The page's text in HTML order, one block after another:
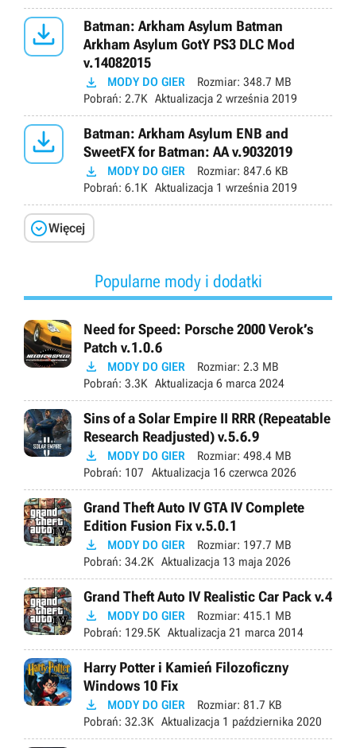

Batman: Arkham Asylum Batman
Arkham Asylum GotY PS3 DLC Mod
v.14082015
 MODY DO GIER Rozmiar: 348.7 MB
Pobrań: 2.7K Aktualizacja 2 września 2019

Batman: Arkham Asylum ENB and
SweetFX for Batman: AA v.9032019
 MODY DO GIER Rozmiar: 847.6 KB
Pobrań: 6.1K Aktualizacja 1 września 2019
Więcej
Popularne mody i dodatki
Need for Speed: Porsche 2000 Verok’s
Patch v.1.0.6
 MODY DO GIER Rozmiar: 2.3 MB
Pobrań: 3.3K Aktualizacja 6 marca 2024
Sins of a Solar Empire II RRR (Repeatable
Research Readjusted) v.5.6.9
 MODY DO GIER Rozmiar: 498.4 MB
Pobrań: 107 Aktualizacja 16 czerwca 2026
Grand Theft Auto IV GTA IV Complete
Edition Fusion Fix v.5.0.1
 MODY DO GIER Rozmiar: 197.7 MB
Pobrań: 34.2K Aktualizacja 13 maja 2026
Grand Theft Auto IV Realistic Car Pack v.4
 MODY DO GIER Rozmiar: 415.1 MB
Pobrań: 129.5K Aktualizacja 21 marca 2014
Harry Potter i Kamień Filozoficzny
Windows 10 Fix
 MODY DO GIER Rozmiar: 81.7 KB
Pobrań: 32.3K Aktualizacja 1 października 2020